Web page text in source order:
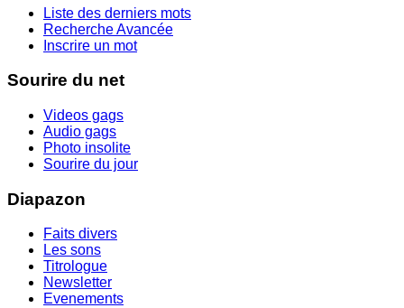
Liste des derniers mots
Recherche Avancée
Inscrire un mot
Sourire du net
Videos gags
Audio gags
Photo insolite
Sourire du jour
Diapazon
Faits divers
Les sons
Titrologue
Newsletter
Evenements